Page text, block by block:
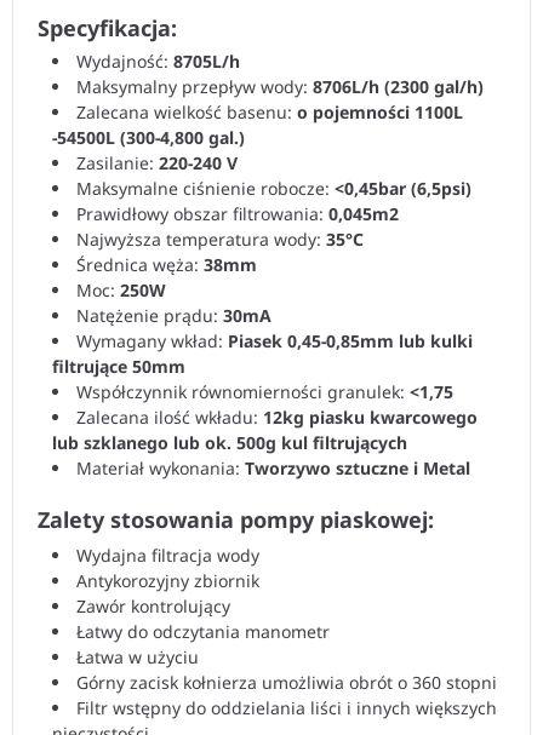
Specyfikacja:
Wydajność: 8705L/h
Maksymalny przepływ wody: 8706L/h (2300 gal/h)
Zalecana wielkość basenu: o pojemności 1100L
-54500L (300-4,800 gal.)
Zasilanie: 220-240 V
Maksymalne ciśnienie robocze: <0,45bar (6,5psi)
Prawidłowy obszar filtrowania: 0,045m2
Najwyższa temperatura wody: 35°C
Średnica węża: 38mm
Moc: 250W
Natężenie prądu: 30mA
Wymagany wkład: Piasek 0,45-0,85mm lub kulki
filtrujące 50mm
Współczynnik równomierności granulek: <1,75
Zalecana ilość wkładu: 12kg piasku kwarcowego
lub szklanego lub ok. 500g kul filtrujących
Materiał wykonania: Tworzywo sztuczne i Metal
Zalety stosowania pompy piaskowej:
Wydajna filtracja wody
Antykorozyjny zbiornik
Zawór kontrolujący
Łatwy do odczytania manometr
Łatwa w użyciu
Górny zacisk kołnierza umożliwia obrót o 360 stopni
Filtr wstępny do oddzielania liści i innych większych